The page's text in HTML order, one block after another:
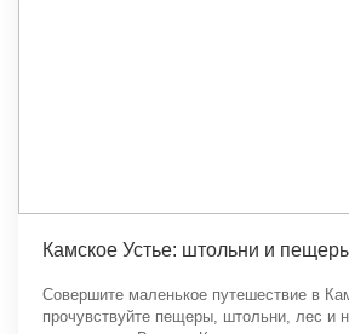
Камское Устье: штольни и
Совершите маленькое путешествие в
прочувствуйте пещеры, штольни, лес и